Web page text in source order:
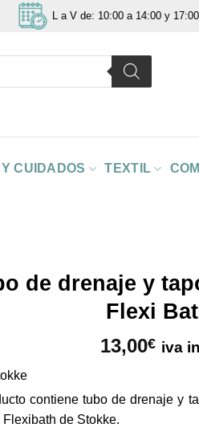
L a V de: 10:00 a 14:00 y
CUIDADOS TEXTIL
de drenaje y
Flexi
13,00€ iva
contiene tubo de drenaje y
Flexibath de Stokke.